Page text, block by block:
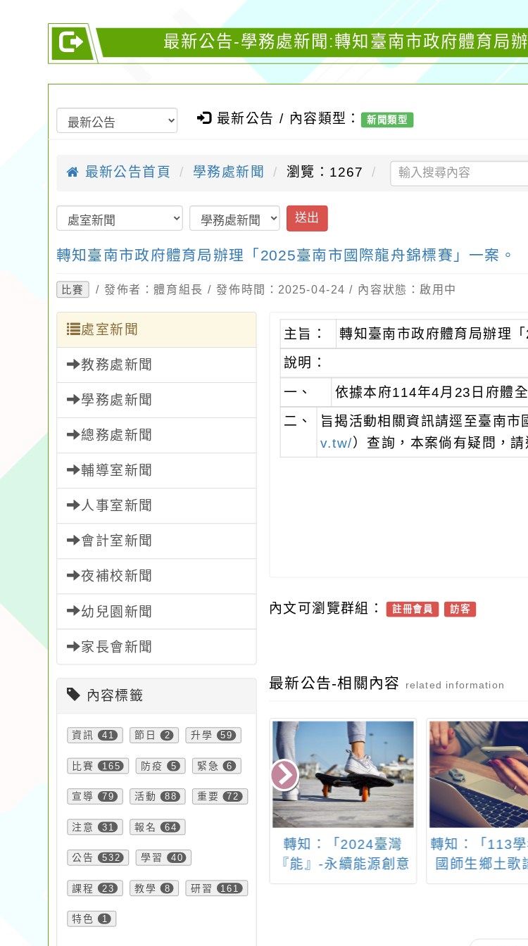
最新公告-學務處新聞:轉知臺南市政府體育局
最新公告 / 內容類型： 新聞類型
最新公告首頁 學務處新聞 瀏覽：1267
送出
轉知臺南市政府體育局辦理「2025臺南市國際龍舟錦標賽」一案。
比賽 / 發佈者：體育組長 / 發佈時間：2025-04-24 / 內容狀態：啟用中
處室新聞
教務處新聞
學務處新聞
總務處新聞
輔導室新聞
人事室新聞
會計室新聞
夜補校新聞
幼兒園新聞
家長會新聞
內容標籤
資訊 41 節日 2 升學 59
比賽 165 防疫 5 緊急 6
宣導 79 活動 88 重要 72
注意 31 報名 64
公告 532 學習 40
課程 23 教學 8 研習 161
特色 1
主旨： 轉知臺南市政府體育局辦理
說明：
一、
依據本府114年4月23日府體
二、
旨揭活動相關資訊請逕至臺南市
v.tw/）查詢，本案倘有疑問，
內文可瀏覽群組： 註冊會員 訪客
最新公告-相關內容 related information
之海洋開麥拉
獎徵答」活動
『能』-永續能源創意
展」
轉知：「113學年度全
國師生鄉土歌謠比賽
實施要點」
轉知 國立體育
於114年暑假期
「2025暑假體
營」、「